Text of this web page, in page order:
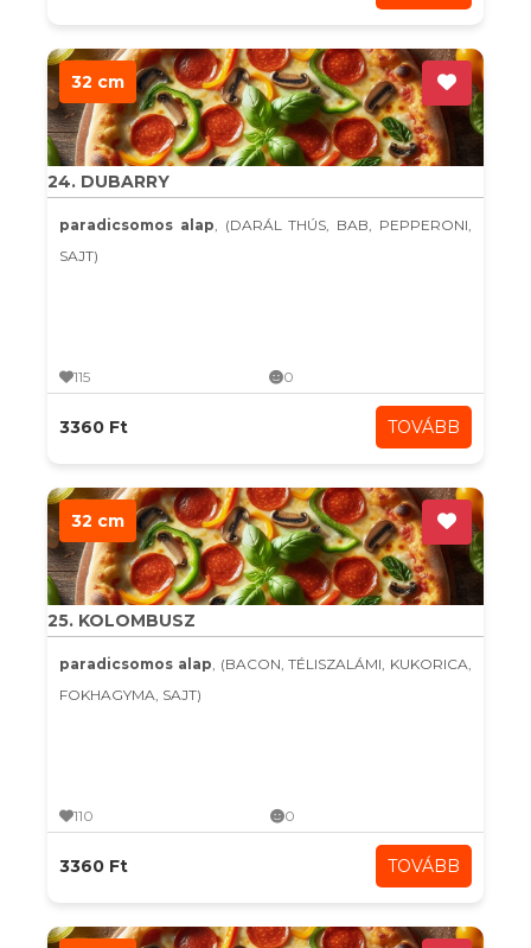
32 cm
24. DUBARRY
paradicsomos alap, (DARÁL THÚS, BAB, PEPPERONI,
SAJT)
115 0
3360 Ft TOVÁBB
32 cm
25. KOLOMBUSZ
paradicsomos alap, (BACON, TÉLISZALÁMI, KUKORICA,
FOKHAGYMA, SAJT)
110 0
3360 Ft TOVÁBB